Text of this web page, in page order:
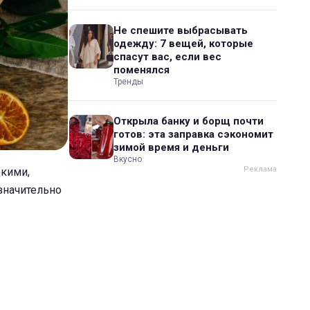
Не спешите выбрасывать
одежду: 7 вещей, которые
спасут вас, если вес
поменялся
Тренды
Открыла банку и борщ почти
готов: эта заправка сэкономит
зимой время и деньги
Вкусно